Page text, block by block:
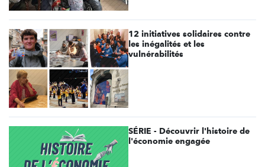
12 initiatives solidaires contre
les inégalités et les
vulnérabilités
SÉRIE - Découvrir l'histoire de
l'économie engagée